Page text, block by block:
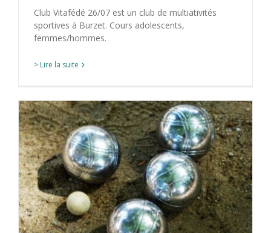
Club Vitafédé 26/07 est un club de multiativités
sportives à Burzet. Cours adolescents,
femmes/hommes.
> Lire la suite